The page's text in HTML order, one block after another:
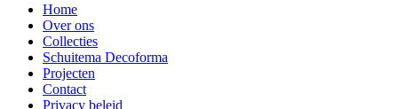
Home
Over ons
Collecties
Schuitema Decoforma
Projecten
Contact
Privacy beleid